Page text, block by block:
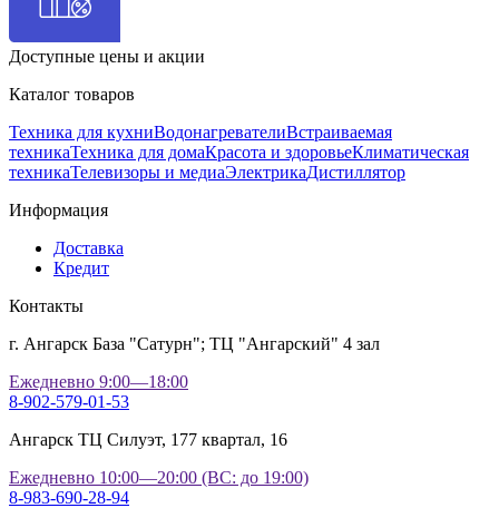
Доступные цены и акции
Каталог товаров
Техника для кухниВодонагревателиВстраиваемая
техникаТехника для домаКрасота и здоровьеКлиматическая
техникаТелевизоры и медиаЭлектрикаДистиллятор
Информация
Доставка
Кредит
Контакты
г. Ангарск База "Сатурн"; ТЦ "Ангарский" 4 зал
Ежедневно 9:00—18:00
8-902-579-01-53
Ангарск ТЦ Силуэт, 177 квартал, 16
Ежедневно 10:00—20:00 (ВС: до 19:00)
8-983-690-28-94